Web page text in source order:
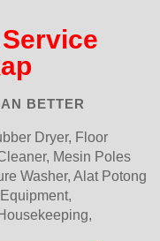
BETTER
Dryer, Floor
Mesin Poles
Washer, Alat Potong